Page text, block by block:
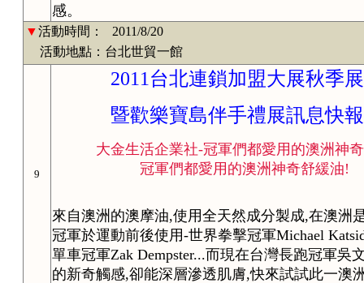
感。
▼活動時間：
2011/8/20
活動地點：台北世貿一館
9
2011台北連鎖加盟大展秋季展
暨歡樂寶島伴手禮展訊息快報
大金生活企業社-冠軍們都愛用的澳洲神奇
冠軍們都愛用的澳洲神奇舒緩油!
來自澳洲的澳摩油,使用全天然成分製成,在澳洲
冠軍於運動前後使用-世界拳擊冠軍Michael
單車冠軍Zak Dempster...而現在台灣長跑冠軍
的新奇觸感,卻能深層滲透肌膚,快來試試此一澳